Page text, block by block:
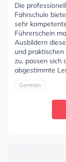
Die
Fahrschule
sehr
Führerschein
Ausbildern
und
zu, passen sich
abgestimmte
German